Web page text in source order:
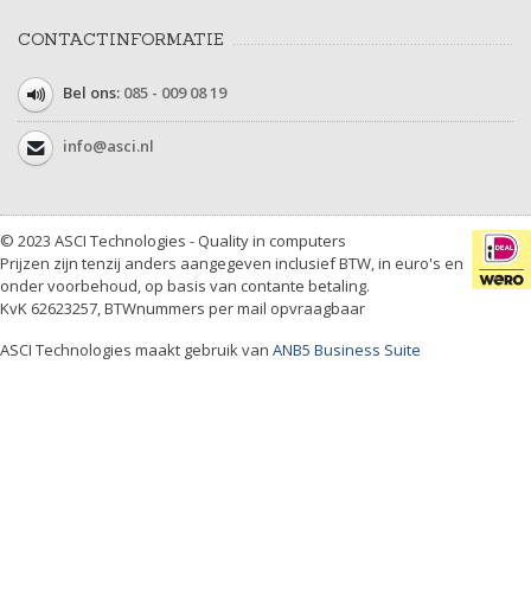
CONTACTINFORMATIE
Bel ons: 085 - 009 08 19
info@asci.nl
© 2023 ASCI Technologies - Quality in computers
Prijzen zijn tenzij anders aangegeven inclusief BTW, in euro's en
onder voorbehoud, op basis van contante betaling.
KvK 62623257, BTWnummers per mail opvraagbaar
ASCI Technologies maakt gebruik van ANB5 Business Suite